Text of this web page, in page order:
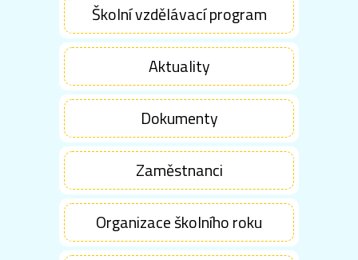
Školní vzdělávací program
Aktuality
Dokumenty
Zaměstnanci
Organizace školního roku